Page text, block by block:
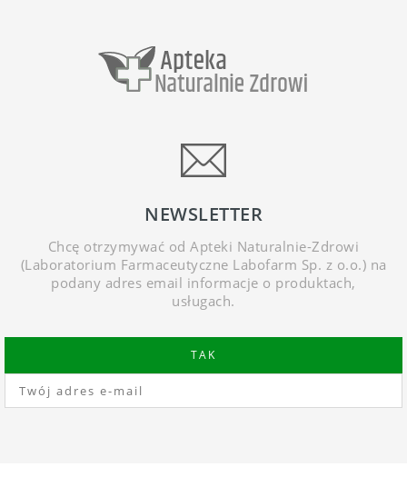
NEWSLETTER
Chcę otrzymywać od Apteki Naturalnie-Zdrowi
(Laboratorium Farmaceutyczne Labofarm Sp. z o.o.) na
podany adres email informacje o produktach,
usługach.